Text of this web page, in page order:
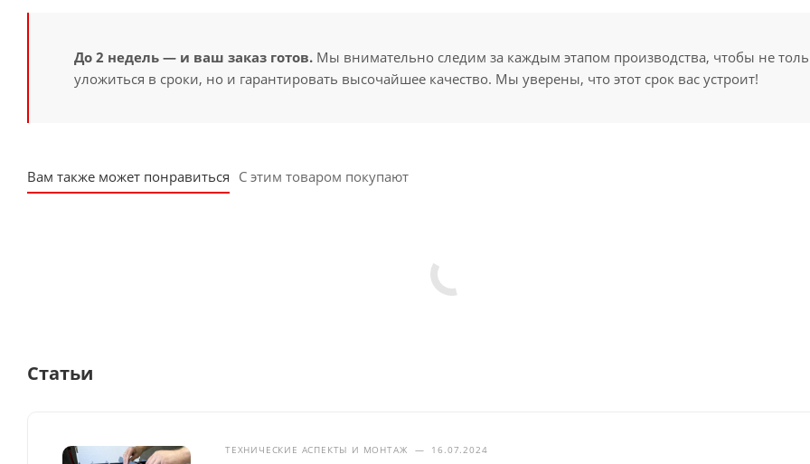
До 2 недель — и ваш заказ готов. Мы внимательно следим за каждым этапом производства, чтобы не
уложиться в сроки, но и гарантировать высочайшее качество. Мы уверены, что этот срок вас устроит!
Вам также может понравиться С этим товаром покупают
Статьи
ТЕХНИЧЕСКИЕ АСПЕКТЫ И МОНТАЖ — 16.07.2024